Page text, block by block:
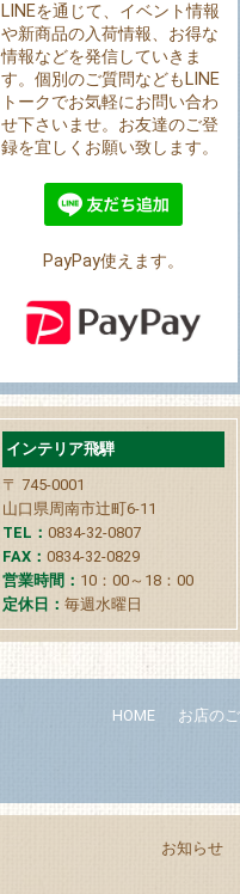
LINEを通じて、イベント情報
や新商品の入荷情報、お得な
情報などを発信していきま
す。個別のご質問などもLINE
トークでお気軽にお問い合わ
せ下さいませ。お友達のご登
録を宜しくお願い致します。
PayPay使えます。
インテリア飛騨
〒 745-0001
山口県周南市辻町6-11
TEL： 0834-32-0807
FAX： 0834-32-0829
営業時間： 10：00～18：00
定休日： 毎週水曜日
HOME お店の
お知らせ